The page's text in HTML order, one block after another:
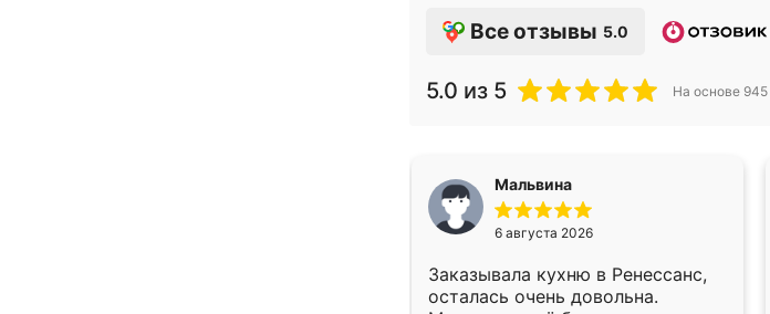
Все отзывы 5.0
5.0 из 5 На основе 945
Мальвина
6 августа 2026
Заказывала кухню в Ренессанс,
осталась очень довольна.